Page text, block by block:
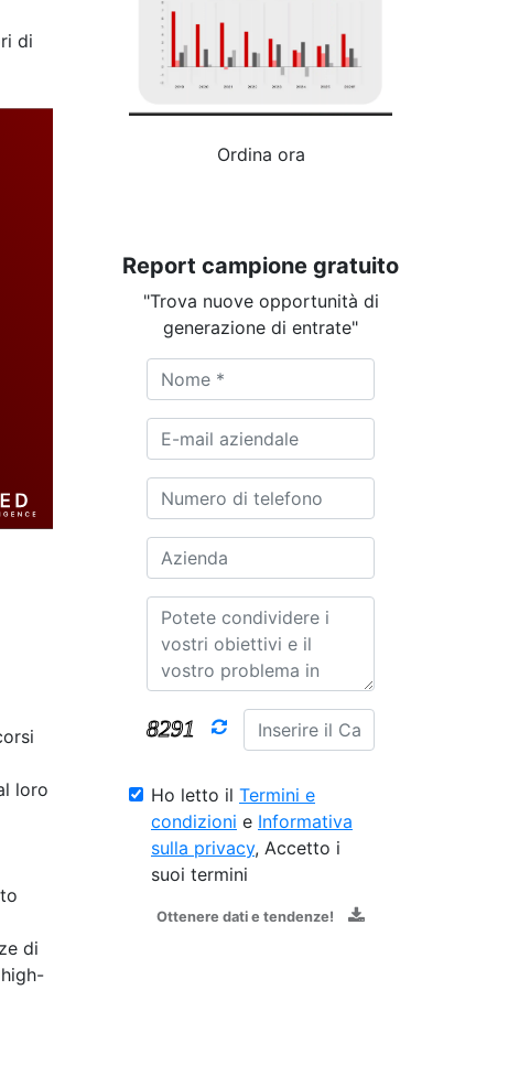
di
loro
di
Ordina ora
Report campione gratuito
"Trova nuove opportunità di
generazione di entrate"
Ho letto il Termini e
condizioni e Informativa
sulla privacy, Accetto i
suoi termini
Ottenere dati e tendenze!